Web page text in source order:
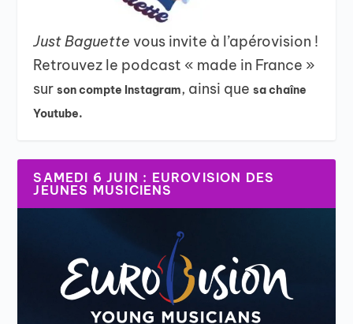
Just Baguettevous invite à l’apérovision !
Retrouvez le podcast « made in France »
surson compte Instagram, ainsi quesa chaîne
Youtube.
SAMEDI 6 JUIN : EUROVISION DES
JEUNES MUSICIENS